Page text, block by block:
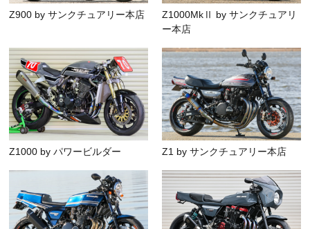
Z900 by サンクチュアリー本店
Z1000MkⅡ by サンクチュアリ
ー本店
Z1000 by パワービルダー Z1 by サンクチュアリー本店